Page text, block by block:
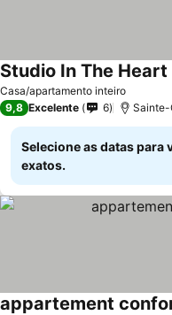
Casa/apartamento inteiro
Studio In The
9,8 Excelente 6 Sainte-
Selecione as datas para
exatos.
appartement